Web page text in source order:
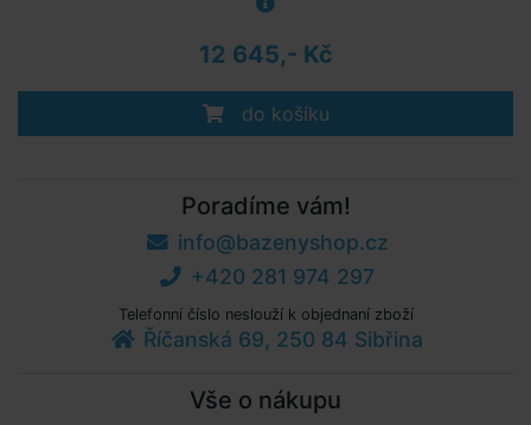
12 645,- Kč
do košíku
Poradíme vám!
info@bazenyshop.cz
+420 281 974 297
Telefonní číslo neslouží k objednaní zboží
Říčanská 69, 250 84 Sibřina
Vše o nákupu